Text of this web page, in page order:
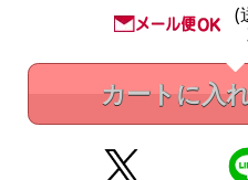
(
カートに入